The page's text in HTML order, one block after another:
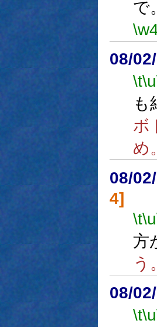
で。
08/
\t\u
も
ボ
め。
08/
4]
\t\u
方
う。
08/
\t\u